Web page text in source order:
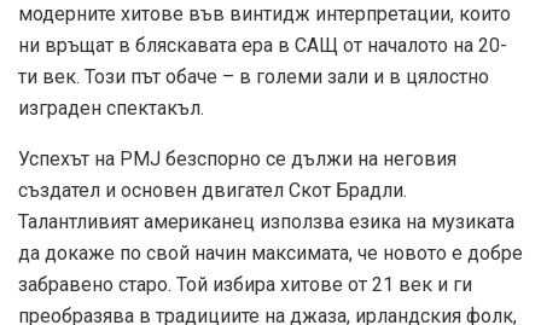
модерните хитове във винтидж интерпретации, които
ни връщат в бляскавата ера в САЩ от началото на 20-
ти век. Този път обаче – в големи зали и в цялостно
изграден спектакъл.
Успехът на PMJ безспорно се дължи на неговия
създател и основен двигател Скот Брадли.
Талантливият американец използва езика на музиката
да докаже по свой начин максимата, че новото е добре
забравено старо. Той избира хитове от 21 век и ги
преобразява в традициите на джаза, ирландския фолк,